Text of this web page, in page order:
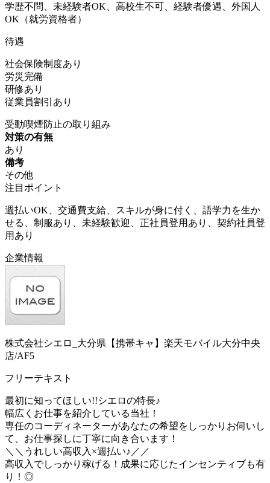
学歴不問、未経験者OK、高校生不可、経験者優遇、外国人
OK（就労資格者）
待遇
社会保険制度あり
労災完備
研修あり
従業員割引あり
受動喫煙防止の取り組み
対策の有無
あり
備考
その他
注目ポイント
週払いOK、交通費支給、スキルが身に付く、語学力を生か
せる、制服あり、未経験歓迎、正社員登用あり、契約社員登
用あり
企業情報
株式会社シエロ_大分県【携帯キャ】楽天モバイル大分中央
店/AF5
フリーテキスト
最初に知ってほしい!!シエロの特長♪
幅広くお仕事を紹介している当社！
専任のコーディネーターがあなたの希望をしっかりお伺いし
て、お仕事探しに丁寧に向き合います！
＼＼うれしい高収入×週払い♪／／
高収入でしっかり稼げる！成果に応じたインセンティブも有
り！◎